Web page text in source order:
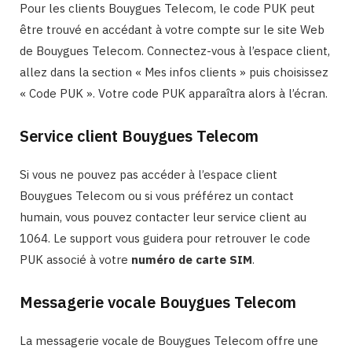
Pour les clients Bouygues Telecom, le code PUK peut
être trouvé en accédant à votre compte sur le site Web
de Bouygues Telecom. Connectez-vous à l’espace client,
allez dans la section « Mes infos clients » puis choisissez
« Code PUK ». Votre code PUK apparaîtra alors à l’écran.
Service client Bouygues Telecom
Si vous ne pouvez pas accéder à l’espace client
Bouygues Telecom ou si vous préférez un contact
humain, vous pouvez contacter leur service client au
1064. Le support vous guidera pour retrouver le code
PUK associé à votre numéro de carte SIM.
Messagerie vocale Bouygues Telecom
La messagerie vocale de Bouygues Telecom offre une